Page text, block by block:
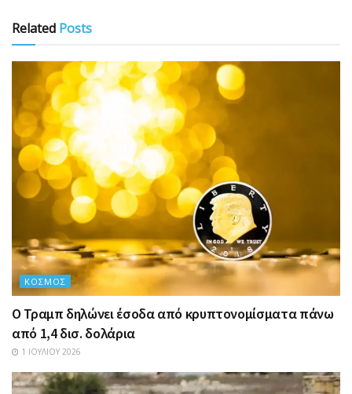
Related Posts
ΚΌΣΜΟΣ
Ο Τραμπ δηλώνει έσοδα από κρυπτονομίσματα πάνω
από 1,4 δισ. δολάρια
1 ΙΟΥΛΊΟΥ 2026